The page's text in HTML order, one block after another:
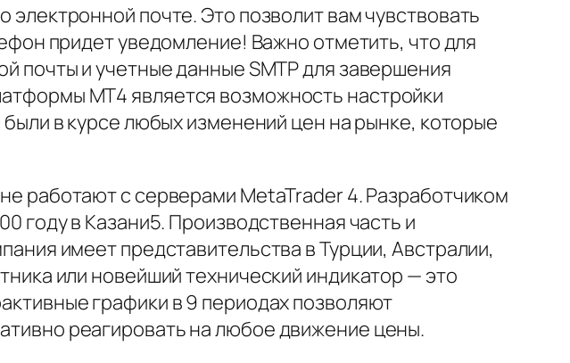
почте. Это позволит вам чувствовать
придет уведомление! Важно отметить, что для
почты и учетные данные SMTP для завершения
MT4 является возможность настройки
в курсе любых изменений цен на рынке, которые
работают с серверами MetaTrader 4. Разработчиком
году в Казани5. Производственная часть и
имеет представительства в Турции, Австралии,
или новейший технический индикатор — это
графики в 9 периодах позволяют
реагировать на любое движение цены.